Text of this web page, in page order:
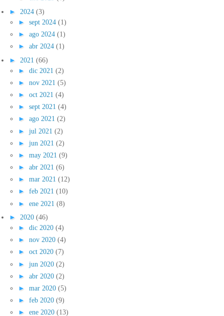
► 2024 (3)
► sept 2024 (1)
► ago 2024 (1)
► abr 2024 (1)
► 2021 (66)
► dic 2021 (2)
► nov 2021 (5)
► oct 2021 (4)
► sept 2021 (4)
► ago 2021 (2)
► jul 2021 (2)
► jun 2021 (2)
► may 2021 (9)
► abr 2021 (6)
► mar 2021 (12)
► feb 2021 (10)
► ene 2021 (8)
► 2020 (46)
► dic 2020 (4)
► nov 2020 (4)
► oct 2020 (7)
► jun 2020 (2)
► abr 2020 (2)
► mar 2020 (5)
► feb 2020 (9)
► ene 2020 (13)